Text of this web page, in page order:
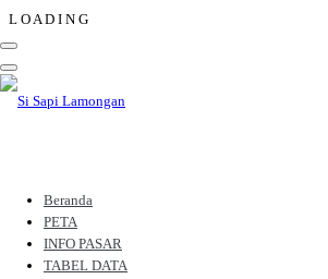
L OA D I N G
Beranda
PETA
INFO PASAR
TABEL DATA